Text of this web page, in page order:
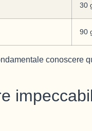
30
90
conoscere